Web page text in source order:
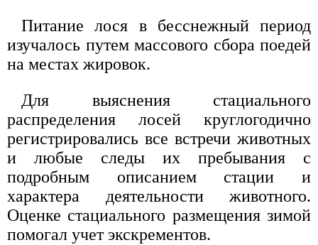
Питание лося в бесснежный период
изучалось путем массового сбора поедей
на местах жировок.
Для выяснения стациального
распределения лосей круглогодично
регистрировались все встречи животных
и любые следы их пребывания с
подробным описанием стации и
характера деятельности животного.
Оценке стациального размещения зимой
помогал учет экскрементов.